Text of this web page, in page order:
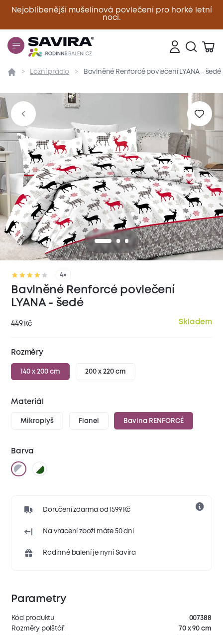
Nejoblíbenější mušelínová povlečení pro horké letní
noci.
Zavřít
Přehled Parametry Popis produktu Materiál
Ložní prádlo Bavlněné Renforcé povlečení LYANA - šedé
4×
Bavlněné Renforcé povlečení
LYANA - šedé
449 Kč Skladem
Rozměry
140 x 200 cm 200 x 220 cm
Materiál
Mikroplyš Flanel Bavlna RENFORCÉ
Barva
Doručení zdarma od 1599 Kč
Na vrácení zboží máte 50 dní
Rodinné balení je nyní Savira
Parametry
Kód produktu
007388
Rozměry polštář
70 x 90 cm